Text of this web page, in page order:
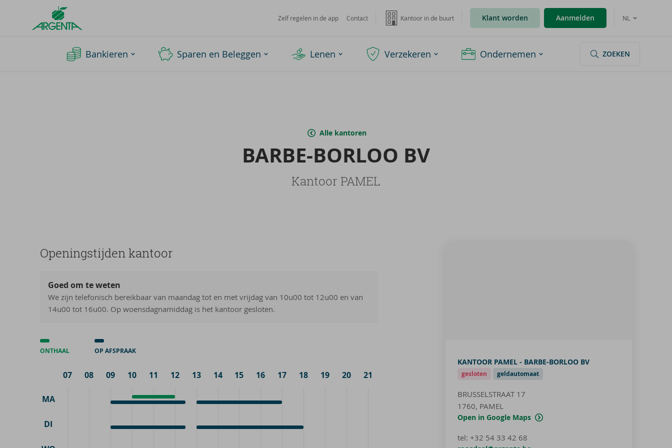
Argenta
Homepage
Zelf regelen in de app Contact Kantoor in de buurt Klant worden Aanmelden NL
Bankieren Sparen en Beleggen Lenen Verzekeren Ondernemen ZOEKEN
Alle kantoren
BARBE-​BORLOO BV
Kantoor PAMEL
Ope­nings­tij­den kan­toor
Goed om te weten
We zijn telefonisch bereikbaar van maandag tot en met vrijdag van 10u00 tot 12u00 en van
14u00 tot 16u00. Op woensdagnamiddag is het kantoor gesloten.
ONTHAAL OP AFSPRAAK
07 08 09 10 11 12 13 14 15 16 17 18 19 20 21
MA Onthaal
10:00
Op
9:00
12:30
Op
13:00
17:00
DI
Op
9:00
Op
13:00
KANTOOR PAMEL - BARBE-BORLOO BV
gesloten geldautomaat
BRUSSELSTRAAT 17
1760, PAMEL
Open in Google Maps
tel: +32 54 33 42 68